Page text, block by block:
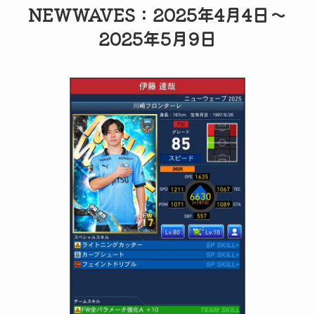
NEWWAVES：2025年4月4日～
2025年5月9日